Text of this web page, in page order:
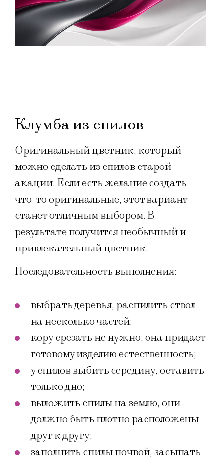
Клумба из спилов
Оригинальный цветник, который
можно сделать из спилов старой
акации. Если есть желание создать
что-то оригинальные, этот вариант
станет отличным выбором. В
результате получится необычный и
привлекательный цветник.
Последовательность выполнения:
выбрать деревья, распилить ствол
на несколько частей;
кору срезать не нужно, она придает
готовому изделию естественность;
у спилов выбить середину, оставить
только дно;
выложить спилы на землю, они
должно быть плотно расположены
друг к другу;
заполнить спилы почвой, засыпать